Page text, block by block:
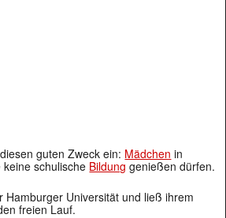
guten Zweck ein: Mädchen in
keine schulische Bildung genießen dürfen.
Hamburger Universität und ließ ihrem
freien Lauf.